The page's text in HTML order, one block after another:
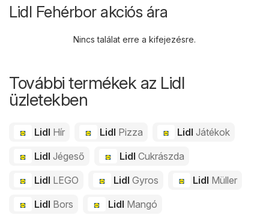
Lidl Fehérbor akciós ára
Nincs találat erre a kifejezésre.
További termékek az Lidl
üzletekben
Lidl Hír Lidl Pizza LidlJátékok
Lidl Jégeső Lidl Cukrászda
Lidl LEGO Lidl Gyros Lidl Müller
Lidl Bors Lidl Mangó